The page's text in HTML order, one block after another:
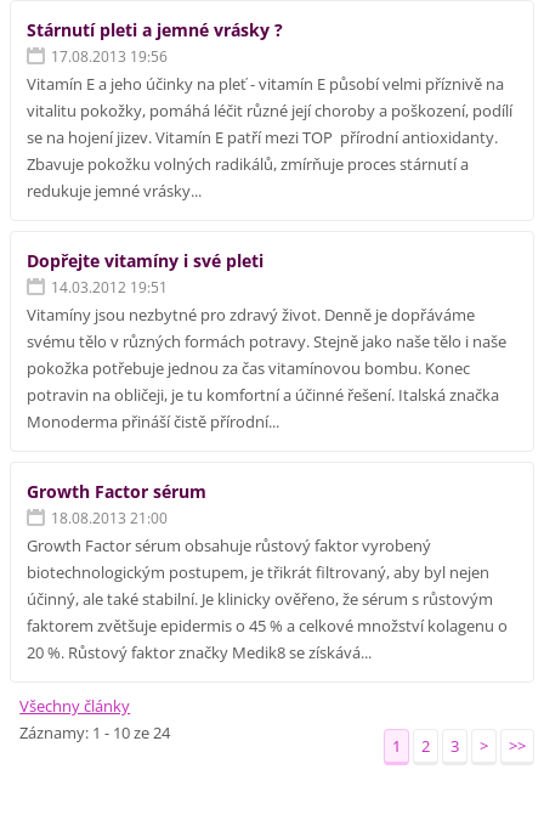
Stárnutí pleti a jemné vrásky ?
17.08.2013 19:56
Vitamín E a jeho účinky na pleť - vitamín E působí velmi příznivě na
vitalitu pokožky, pomáhá léčit různé její choroby a poškození, podílí
se na hojení jizev. Vitamín E patří mezi TOP přírodní antioxidanty.
Zbavuje pokožku volných radikálů, zmírňuje proces stárnutí a
redukuje jemné vrásky...
Dopřejte vitamíny i své pleti
14.03.2012 19:51
Vitamíny jsou nezbytné pro zdravý život. Denně je dopřáváme
svému tělo v různých formách potravy. Stejně jako naše tělo i naše
pokožka potřebuje jednou za čas vitamínovou bombu. Konec
potravin na obličeji, je tu komfortní a účinné řešení. Italská značka
Monoderma přináší čistě přírodní...
Growth Factor sérum
18.08.2013 21:00
Growth Factor sérum obsahuje růstový faktor vyrobený
biotechnologickým postupem, je třikrát filtrovaný, aby byl nejen
účinný, ale také stabilní. Je klinicky ověřeno, že sérum s růstovým
faktorem zvětšuje epidermis o 45 % a celkové množství kolagenu o
20 %. Růstový faktor značky Medik8 se získává...
Všechny články
Záznamy: 1 - 10 ze 24
1 2 3 > >>